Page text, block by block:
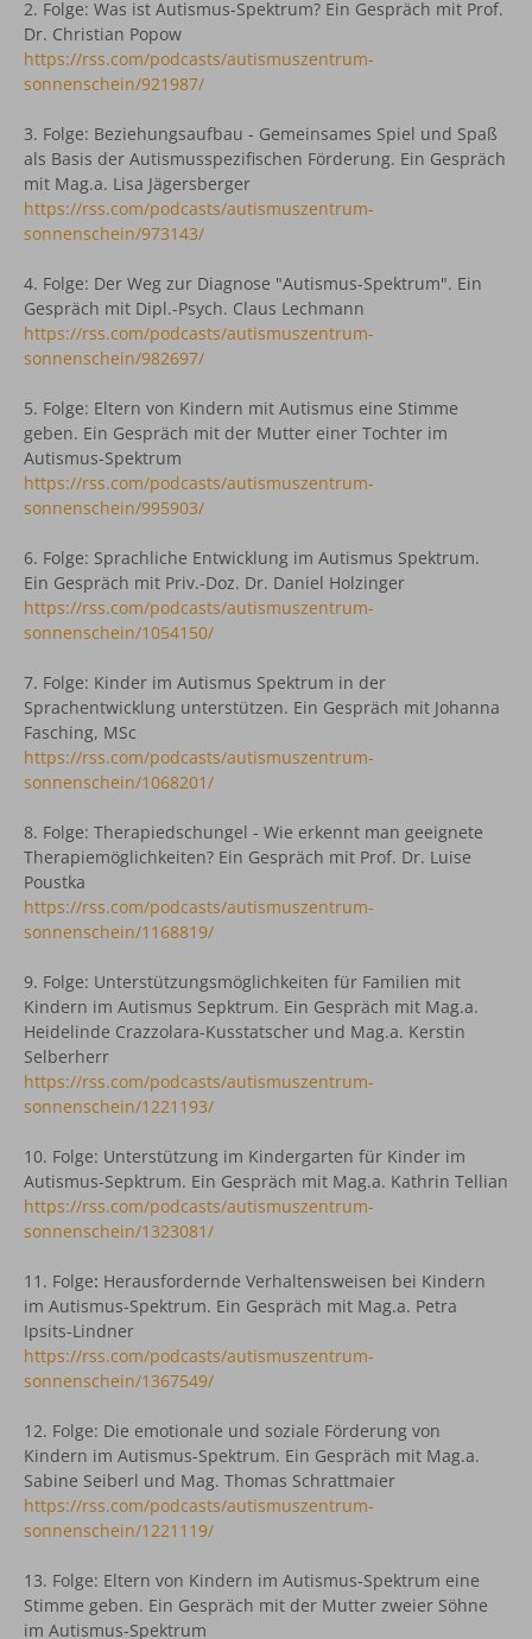
2. Folge: Was ist Autismus-Spektrum? Ein Gespräch mit Prof.
Dr. Christian Popow
https://rss.com/podcasts/autismuszentrum-
sonnenschein/921987/
3. Folge: Beziehungsaufbau - Gemeinsames Spiel und Spaß
als Basis der Autismusspezifischen Förderung. Ein Gespräch
mit Mag.a. Lisa Jägersberger
https://rss.com/podcasts/autismuszentrum-
sonnenschein/973143/
4. Folge: Der Weg zur Diagnose "Autismus-Spektrum". Ein
Gespräch mit Dipl.-Psych. Claus Lechmann
https://rss.com/podcasts/autismuszentrum-
sonnenschein/982697/
5. Folge: Eltern von Kindern mit Autismus eine Stimme
geben. Ein Gespräch mit der Mutter einer Tochter im
Autismus-Spektrum
https://rss.com/podcasts/autismuszentrum-
sonnenschein/995903/
6. Folge: Sprachliche Entwicklung im Autismus Spektrum.
Ein Gespräch mit Priv.-Doz. Dr. Daniel Holzinger
https://rss.com/podcasts/autismuszentrum-
sonnenschein/1054150/
7. Folge: Kinder im Autismus Spektrum in der
Sprachentwicklung unterstützen. Ein Gespräch mit Johanna
Fasching, MSc
https://rss.com/podcasts/autismuszentrum-
sonnenschein/1068201/
8. Folge: Therapiedschungel - Wie erkennt man geeignete
Therapiemöglichkeiten? Ein Gespräch mit Prof. Dr. Luise
Poustka
https://rss.com/podcasts/autismuszentrum-
sonnenschein/1168819/
9. Folge: Unterstützungsmöglichkeiten für Familien mit
Kindern im Autismus Sepktrum. Ein Gespräch mit Mag.a.
Heidelinde Crazzolara-Kusstatscher und Mag.a. Kerstin
Selberherr
https://rss.com/podcasts/autismuszentrum-
sonnenschein/1221193/
10. Folge: Unterstützung im Kindergarten für Kinder im
Autismus-Sepktrum. Ein Gespräch mit Mag.a. Kathrin Tellian
https://rss.com/podcasts/autismuszentrum-
sonnenschein/1323081/
11. Folge: Herausfordernde Verhaltensweisen bei Kindern
im Autismus-Spektrum. Ein Gespräch mit Mag.a. Petra
Ipsits-Lindner
https://rss.com/podcasts/autismuszentrum-
sonnenschein/1367549/
12. Folge: Die emotionale und soziale Förderung von
Kindern im Autismus-Spektrum. Ein Gespräch mit Mag.a.
Sabine Seiberl und Mag. Thomas Schrattmaier
https://rss.com/podcasts/autismuszentrum-
sonnenschein/1221119/
13. Folge: Eltern von Kindern im Autismus-Spektrum eine
Stimme geben. Ein Gespräch mit der Mutter zweier Söhne
im Autismus-Spektrum